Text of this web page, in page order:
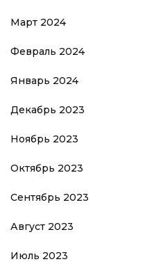
Март 2024
Февраль 2024
Январь 2024
Декабрь 2023
Ноябрь 2023
Октябрь 2023
Сентябрь 2023
Август 2023
Июль 2023